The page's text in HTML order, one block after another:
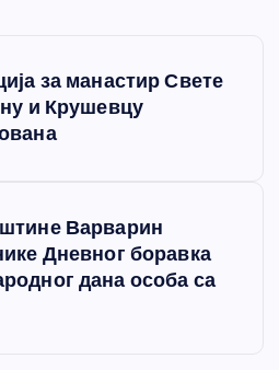
за манастир Свете
и Крушевцу
Варварин
Дневног боравка
дана особа са